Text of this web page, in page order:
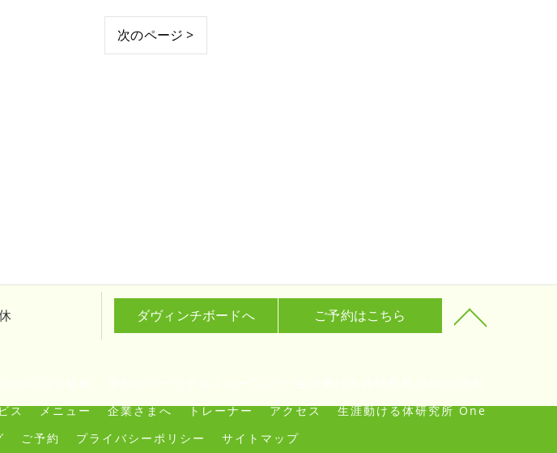
次のページ >
ダヴィンチボードへ ご予約はこちら
ス メニュー 企業さまへ トレーナー アクセス
生涯動ける体研究所 One
ご予約 プライバシーポリシー サイトマップ